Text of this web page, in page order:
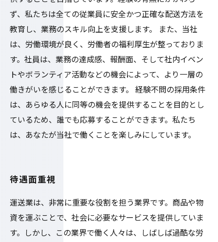
ず、私たちは全ての従業員に安全かつ正確な配送方法を
教育し、業務のスキル向上を支援します。 また、当社
は、労働環境が良く、労働者の福利厚生が整っておりま
す。社員は、業務の達成感、報酬面、そして社内イベン
トやボランティア活動などの機会によって、より一層の
働きがいを感じることができます。 経験不問の採用条件
は、あらゆる人に同等の機会を提供することを目的とし
ているため、誰でも応募することができます。私たち
は、あなたが当社で働くことを楽しみにしています。
待遇面重視
運送業は、非常に重要な役割を担う業界です。商品や物
資を運ぶことで、社会に必要なサービスを提供していま
す。しかし、この業界で働く人々は、しばしば過酷な労